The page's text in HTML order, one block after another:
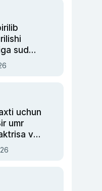
sud
uchun
umr
va